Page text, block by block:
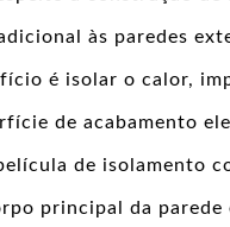
às paredes
é isolar o calor,
de acabamento
de isolamento
principal da